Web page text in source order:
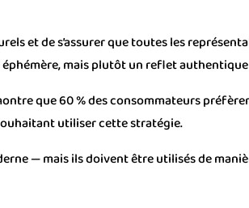
et de s’assurer que toutes les
mais plutôt un reflet
que 60 % des consommateurs
utiliser cette stratégie.
— mais ils doivent être utilisés de